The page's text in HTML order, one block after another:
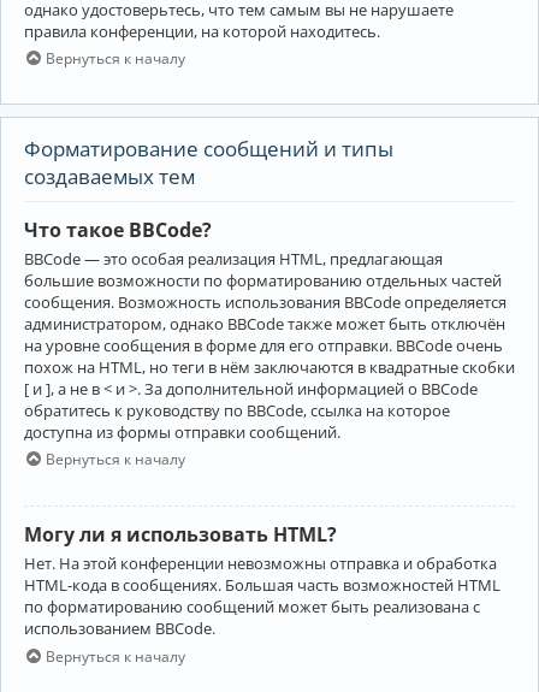
однако удостоверьтесь, что тем самым вы не нарушаете
правила конференции, на которой находитесь.
Вернуться к началу
Форматирование сообщений и типы
создаваемых тем
Что такое BBCode?
BBCode — это особая реализация HTML, предлагающая
большие возможности по форматированию отдельных частей
сообщения. Возможность использования BBCode определяется
администратором, однако BBCode также может быть отключён
на уровне сообщения в форме для его отправки. BBCode очень
похож на HTML, но теги в нём заключаются в квадратные скобки
[ и ], а не в < и >. За дополнительной информацией о BBCode
обратитесь к руководству по BBCode, ссылка на которое
доступна из формы отправки сообщений.
Вернуться к началу
Могу ли я использовать HTML?
Нет. На этой конференции невозможны отправка и обработка
HTML-кода в сообщениях. Большая часть возможностей HTML
по форматированию сообщений может быть реализована с
использованием BBCode.
Вернуться к началу